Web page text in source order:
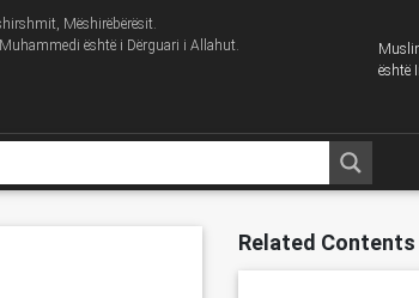
Mëshirëbërësit.
është i Dërguari i Allahut.
është
Related